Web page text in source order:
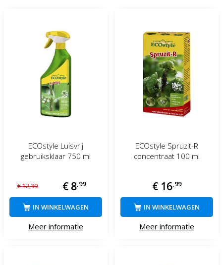
ECOstyle Luisvrij
gebruiksklaar 750 ml
€12,39 € 8,99
Meer informatie
IN WINKELWAGEN
ECOstyle Spruzit-R
concentraat 100 ml
€ 16,99
Meer informatie
IN WINKELWAGEN